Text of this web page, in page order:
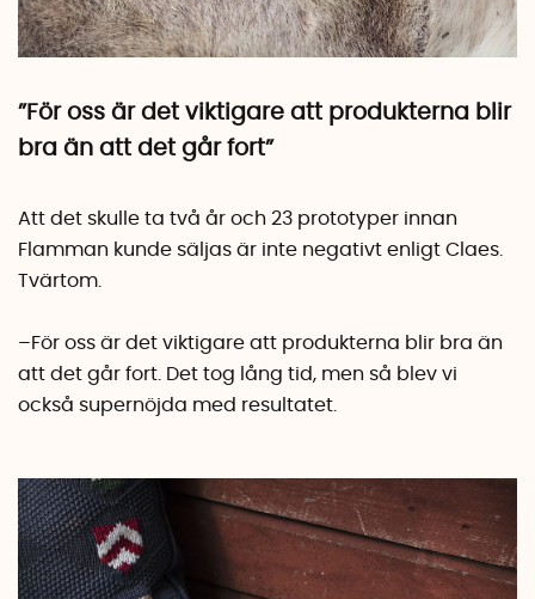
”För oss är det viktigare att produkterna blir
bra än att det går fort”
Att det skulle ta två år och 23 prototyper innan
Flamman kunde säljas är inte negativt enligt Claes.
Tvärtom.
–För oss är det viktigare att produkterna blir bra än
att det går fort. Det tog lång tid, men så blev vi
också supernöjda med resultatet.